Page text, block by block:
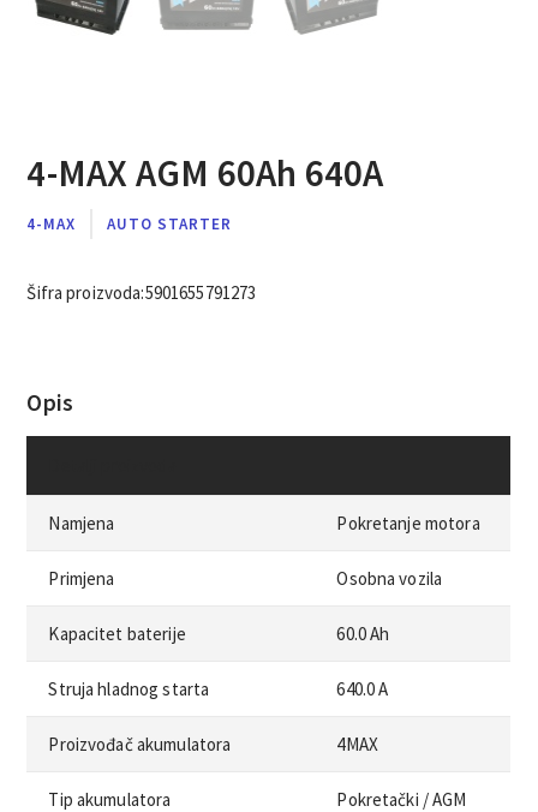
4-MAX AGM 60Ah 640A
4-MAX AUTO STARTER
Šifra proizvoda:5901655791273
Opis
Namjena Pokretanje motora
Primjena Osobna vozila
Kapacitet baterije 60.0 Ah
Struja hladnog starta 640.0 A
Proizvođač akumulatora 4MAX
Tip akumulatora Pokretački /AGM